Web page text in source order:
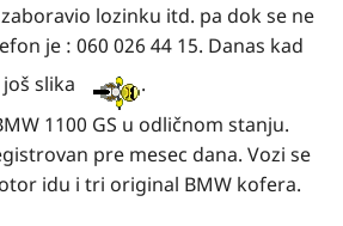
lozinku itd. pa dok se ne
je : 060 026 44 15. Danas kad
slika
.
1100 GS u odličnom stanju.
pre mesec dana. Vozi se
idu i tri original BMW kofera.